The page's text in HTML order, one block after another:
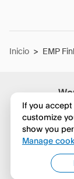
Inicio > EMP
If you
customize
show you
Manage